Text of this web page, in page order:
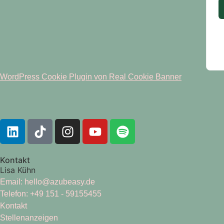
WordPress Cookie Plugin von Real Cookie Banner
Kontakt
Lisa Kühn
Email: hello@azubeasy.de
Telefon: +49 151 - 59155455
Kontakt
Stellenanzeigen